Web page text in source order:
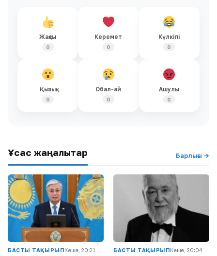
Жақсы
0
Керемет
0
Күлкілі
0
Қызық
0
Обал-ай
0
Ашулы
0
Ұқсас жаңалықтар Барлығы →
БАСТЫ ТАҚЫРЫПКеше, 20:21 БАСТЫ ТАҚЫРЫПКеше, 20:04